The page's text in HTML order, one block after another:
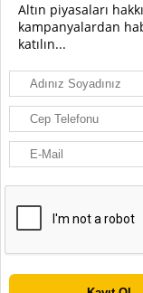
Altın piyasaları
kampanyalardan
katılın...